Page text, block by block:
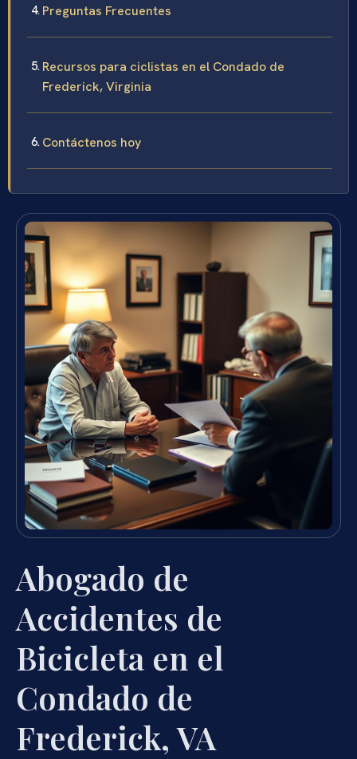
Preguntas Frecuentes
Recursos para ciclistas en el Condado de
Frederick, Virginia
Contáctenos hoy
Abogado de
Accidentes de
Bicicleta en el
Condado de
Frederick, VA